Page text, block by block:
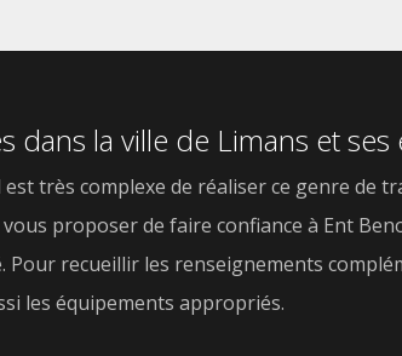
dans la ville de Limans et ses
très complexe de réaliser ce genre de
proposer de faire confiance à Ent
recueillir les renseignements
les équipements appropriés.